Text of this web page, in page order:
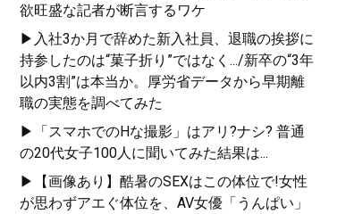
欲旺盛な記者が断言するワケ
▶入社3か月で辞めた新入社員、退職の挨拶に
持参したのは“菓子折り”ではなく.../新卒の“3年
以内3割”は本当か。厚労省データから早期離
職の実態を調べてみた
▶「スマホでのHな撮影」はアリ?ナシ? 普通
の20代女子100人に聞いてみた結果は...
▶【画像あり】酷暑のSEXはこの体位で!女性
が思わずアエぐ体位を、AV女優「うんぱい」